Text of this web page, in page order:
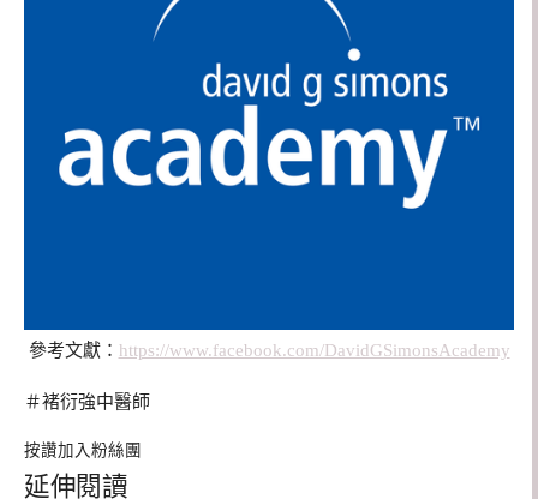
參考文獻： https://www.facebook.com/DavidGSimonsAcademy
＃褚衍強中醫師
按讚加入粉絲團
延伸閱讀